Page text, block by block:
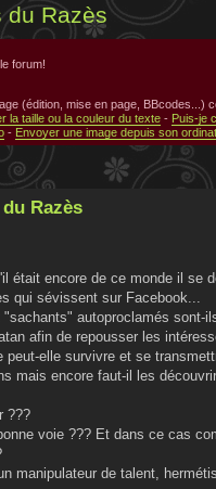
du Razès
forum!
(édition, mise en page, BBcodes...)
la taille ou la couleur du texte - Puis-je
- Envoyer une image depuis son
Razès
était encore de ce monde il
qui sévissent sur Facebook...
autoproclamés
afin de repousser les
elle survivre et se
mais encore faut-il les
???
voie ??? Et dans ce cas
manipulateur de talent,